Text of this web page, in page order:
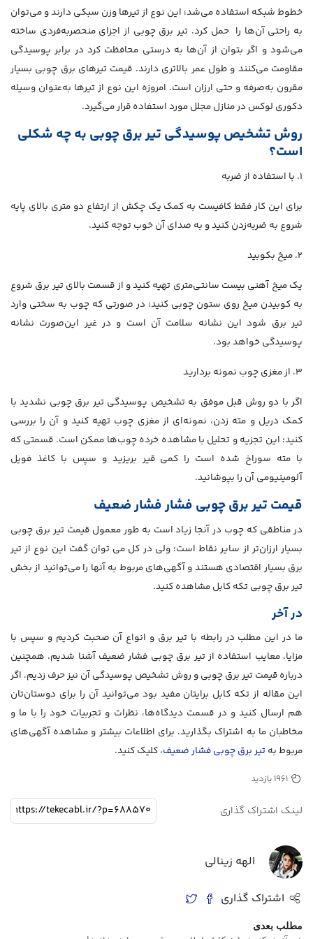
خطوط شبکه استفاده می‌شد؛ این نوع از تیرها وزن سبکی دارند و می‌توان
به راحتی آن‌ها را حمل کرد. تیر برق چوبی از اجزای منحصربه‌فردی ساخته
می‌شود و اگر بتوان از آن‌ها به درستی محافظت کرد در برابر پوسیدگی
مقاومت می‌کنند و طول عمر بالاتری دارند. قیمت تیرهای برق چوبی بسیار
مقرون به‌صرفه و حتی ارزان است. امروزه این نوع از تیرها به‌عنوان وسیله
دکوری لوکس در منازل مجلل مورد استفاده قرار می‌گیرد.
روش تشخیص پوسیدگی تیر برق چوبی به چه شکلی
است؟
۱. با استفاده از ضربه
برای این کار فقط کافیست به کمک یک چکش از ارتفاع دو متری بالای پایه
شروع به ضربه‌زدن کنید و به صدای آن خوب توجه کنید.
۲. میخ بکوبید
یک میخ آهنی بیست سانتی‌متری تهیه کنید و از قسمت بالای تیر برق شروع
به کوبیدن میخ روی ستون چوبی کنید؛ در صورتی که چوب به سختی وارد
تیر برق شود این نشانه سلامت آن است و در غیر این‌صورت نشانه
پوسیدگی خواهد بود.
۳. از مغزی چوب نمونه بردارید
اگر با دو روش قبل موفق به تشخیص پوسیدگی تیر برق چوبی نشدید با
کمک دریل و مته زدن، نمونه‌ای از مغزی چوب تهیه کنید و آن را بررسی
کنید؛ این تجزیه و تحلیل با مشاهده خرده چوب‌ها ممکن است. قسمتی که
با مته سوراخ شده است را کمی قیر بریزید و سپس با کاغذ فویل
آلومینیومی آن را بپوشانید.
قیمت تیر برق چوبی فشار فشار ضعیف
در مناطقی که چوب در آنجا زیاد است به طور معمول قیمت تیر برق چوبی
بسیار ارزان‌تر از سایر نقاط است؛ ولی در کل می توان گفت این نوع از تیر
برق بسیار اقتصادی هستند و آگهی‌های مربوط به آنها را می‌توانید از بخش
تیر برق چوبی تکه کابل مشاهده کنید.
در آخر
ما در این مطلب در رابطه با تیر برق و انواع آن صحبت کردیم و سپس با
مزایا، معایب استفاده از تیر برق چوبی فشار ضعیف آشنا شدیم. همچنین
درباره قیمت تیر برق چوبی و روش تشخیص پوسیدگی آن نیز حرف زدیم. اگر
این مقاله از تکه کابل برایتان مفید بود می‌توانید آن را برای دوستان‌تان
هم ارسال کنید و در قسمت دیدگاه‌ها، نظرات و تجربیات خود را با ما و
مخاطبان ‌ما به اشتراک بگذارید. برای اطلاعات بیشتر و مشاهده آگهی‌های
مربوط به تیر برق چوبی فشار ضعیف، کلیک کنید.
لینک اشتراک گذاری
الهه زینالی
اشتراک گذاری
مطلب بعدی